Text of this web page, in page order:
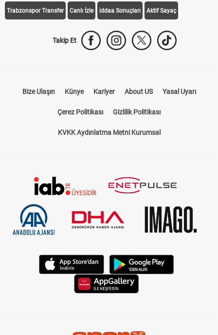
Trabzonspor Transfer Canlı İzle iddaa Sonuçları Aktif Sayaç
Takip Et
Bize Ulaşın Künye Kariyer About US Yasal Uyarı
Çerez Politikası Gizlilik Politikası
KVKK Aydınlatma Metni Kurumsal